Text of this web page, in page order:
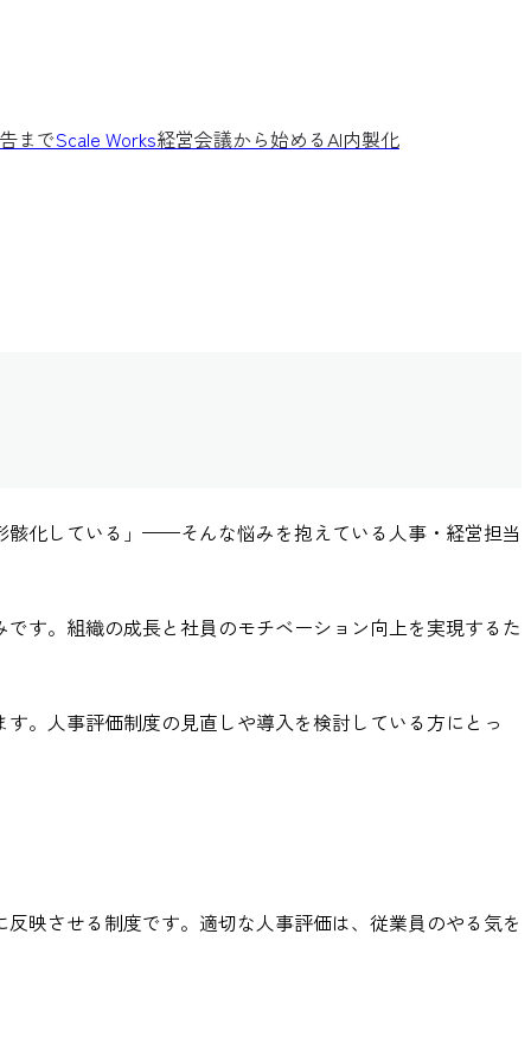
までScale Works経営会議から始めるAI内製化
骸化している」——そんな悩みを抱えている人事・経営担当
す。組織の成長と社員のモチベーション向上を実現するた
。人事評価制度の見直しや導入を検討している方にとっ
映させる制度です。適切な人事評価は、従業員のやる気を